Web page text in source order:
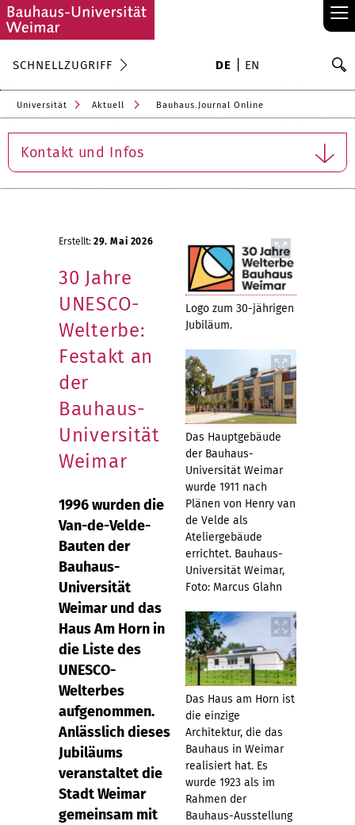
≡
SCHNELLZUGRIFF DE EN
Universität Aktuell Bauhaus.Journal Online
Kontakt und Infos
Logo zum 30-jährigen
Jubiläum.
Das Hauptgebäude
der Bauhaus-
Universität Weimar
wurde 1911 nach
Plänen von Henry van
de Velde als
Ateliergebäude
errichtet. Bauhaus-
Universität Weimar,
Foto: Marcus Glahn
Das Haus am Horn ist
die einzige
Architektur, die das
Bauhaus in Weimar
realisiert hat. Es
wurde 1923 als im
Rahmen der
Bauhaus-Ausstellung
Erstellt: 29. Mai 2026
30 Jahre
UNESCO-
Welterbe:
Festakt an
der
Bauhaus-
Universität
Weimar
1996 wurden die
Van-de-Velde-
Bauten der
Bauhaus-
Universität
Weimar und das
Haus Am Horn in
die Liste des
UNESCO-
Welterbes
aufgenommen.
Anlässlich dieses
Jubiläums
veranstaltet die
Stadt Weimar
gemeinsam mit